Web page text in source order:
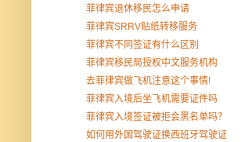
菲律宾退休移民怎么申请
菲律宾SRRV贴纸转移服务
菲律宾不同签证有什么区别
菲律宾移民局授权中文服务机构
去菲律宾做飞机注意这个事情!
菲律宾入境后坐飞机需要证件吗
菲律宾入境签证被拒会黑名单吗？
如何用外国驾驶证换西班牙驾驶证